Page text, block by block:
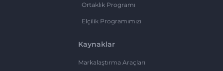
Ortaklık Programı
Elçilik Programımızı
Kaynaklar
Markalaştırma Araçları